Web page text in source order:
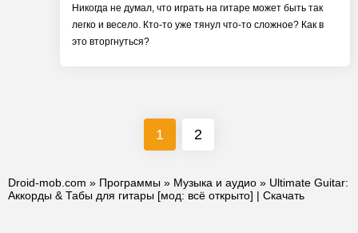
Никогда не думал, что играть на гитаре может быть так
легко и весело. Кто-то уже тянул что-то сложное? Как в
это вторгнуться?
1 2
Droid-mob.com » Программы » Музыка и аудио » Ultimate Guitar:
Аккорды & Табы для гитары [мод: всё открыто] | Скачать